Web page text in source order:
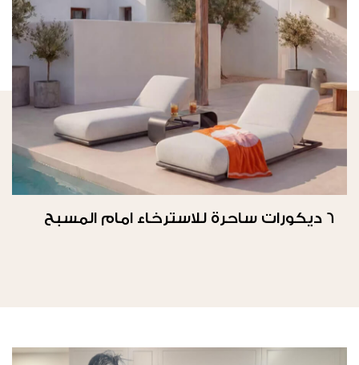
6 ديكورات ساحرة للاسترخاء امام المسبح